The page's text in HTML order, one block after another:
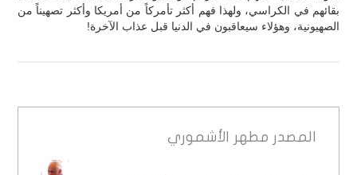
بقائهم في الكراسي، ولهذا فهم أكثر تأمركاً من أمريكا وأكثر تصهيناً من
الصهيونية، وهؤلاء سيعاقبون في الدنيا قبل عذاب الآخرة!
المصدر مطهر الأشموري